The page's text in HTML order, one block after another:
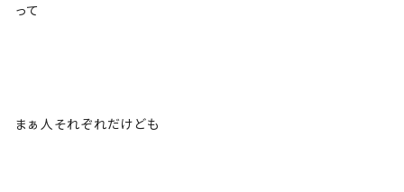
って
まぁ人それぞれだけども